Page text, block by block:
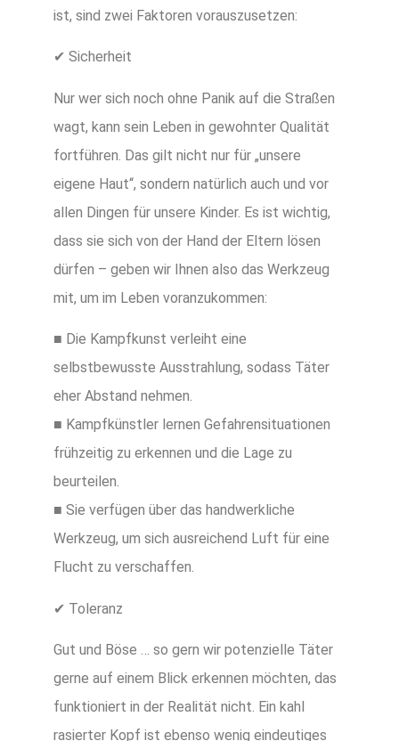
ist, sind zwei Faktoren vorauszusetzen:
✔ Sicherheit
Nur wer sich noch ohne Panik auf die Straßen
wagt, kann sein Leben in gewohnter Qualität
fortführen. Das gilt nicht nur für „unsere
eigene Haut“, sondern natürlich auch und vor
allen Dingen für unsere Kinder. Es ist wichtig,
dass sie sich von der Hand der Eltern lösen
dürfen – geben wir Ihnen also das Werkzeug
mit, um im Leben voranzukommen:
■ Die Kampfkunst verleiht eine
selbstbewusste Ausstrahlung, sodass Täter
eher Abstand nehmen.
■ Kampfkünstler lernen Gefahrensituationen
frühzeitig zu erkennen und die Lage zu
beurteilen.
■ Sie verfügen über das handwerkliche
Werkzeug, um sich ausreichend Luft für eine
Flucht zu verschaffen.
✔ Toleranz
Gut und Böse … so gern wir potenzielle Täter
gerne auf einem Blick erkennen möchten, das
funktioniert in der Realität nicht. Ein kahl
rasierter Kopf ist ebenso wenig eindeutiges